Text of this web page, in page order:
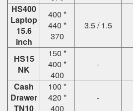
HS400
Laptop
15.6
inch
400 *
440 *
370
3.5 / 1.5
HS15
NK
150 *
400 *
400
-
Cash
Drawer
TN10
100 *
420 *
400
-